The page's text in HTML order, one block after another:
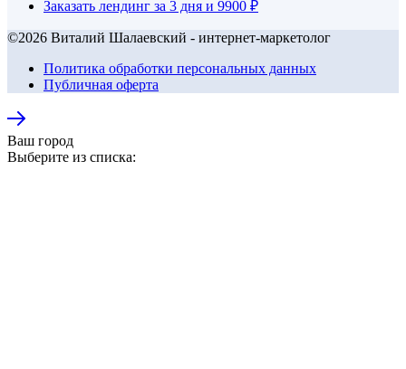
Заказать лендинг за 3 дня и 9900 ₽
©2026 Виталий Шалаевский - интернет-маркетолог
Политика обработки персональных данных
Публичная оферта
Ваш город
Выберите из списка: